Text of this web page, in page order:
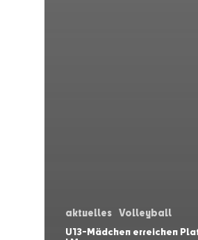
aktuelles Volleyball
U13-Mädchen erreichen